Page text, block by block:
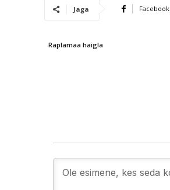
Jaga Facebook
Raplamaa haigla